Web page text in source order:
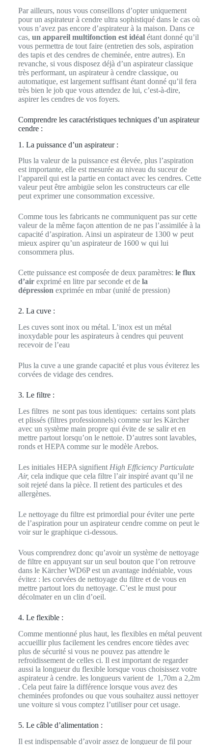
Par ailleurs, nous vous conseillons d’opter uniquement
pour un aspirateur à cendre ultra sophistiqué dans le cas où
vous n’avez pas encore d’aspirateur à la maison. Dans ce
cas, un appareil multifonction est idéalétant donné qu’il
vous permettra de tout faire (entretien des sols, aspiration
des tapis et des cendres de cheminée, entre autres). En
revanche, si vous disposez déjà d’un aspirateur classique
très performant, un aspirateur à cendre classique, ou
automatique, est largement suffisant étant donné qu’il fera
très bien le job que vous attendez de lui, c’est-à-dire,
aspirer les cendres de vos foyers.
Comprendre les caractéristiques techniques d’un aspirateur
cendre :
1. La puissance d’un aspirateur :
Plus la valeur de la puissance est élevée, plus l’aspiration
est importante, elle est mesurée au niveau du suceur de
l’appareil qui est la partie en contact avec les cendres. Cette
valeur peut être ambigüe selon les constructeurs car elle
peut exprimer une consommation excessive.
Comme tous les fabricants ne communiquent pas sur cette
valeur de la même façon attention de ne pas l’assimilée à la
capacité d’aspiration. Ainsi un aspirateur de 1300 w peut
mieux aspirer qu’un aspirateur de 1600 w qui lui
consommera plus.
Cette puissance est composée de deux paramètres: le flux
d’airexprimé en litre par seconde et de la
dépression exprimée en mbar (unité de pression)
2. La cuve :
Les cuves sont inox ou métal. L’inox est un métal
inoxydable pour les aspirateurs à cendres qui peuvent
recevoir de l’eau
Plus la cuve a une grande capacité et plus vous éviterez les
corvées de vidage des cendres.
3. Le filtre :
Les filtres ne sont pas tous identiques: certains sont plats
et plissés (filtres professionnels) comme sur les Kärcher
avec un système main propre qui évite de se salir et en
mettre partout lorsqu’on le nettoie. D’autres sont lavables,
ronds et HEPA comme sur le modèle Arebos.
Les initiales HEPA signifient High Efficiency Particulate
Air, cela indique que cela filtre l’air inspiré avant qu’il ne
soit rejeté dans la pièce. Il retient des particules et des
allergènes.
Le nettoyage du filtre est primordial pour éviter une perte
de l’aspiration pour un aspirateur cendre comme on peut le
voir sur le graphique ci-dessous.
Vous comprendrez donc qu’avoir un système de nettoyage
de filtre en appuyant sur un seul bouton que l’on retrouve
dans le Kärcher WD6P est un avantage indéniable, vous
évitez : les corvées de nettoyage du filtre et de vous en
mettre partout lors du nettoyage. C’est le must pour
décolmater en un clin d’oeil.
4. Le flexible :
Comme mentionné plus haut, les flexibles en métal peuvent
accueillir plus facilement les cendres encore tièdes avec
plus de sécurité si vous ne pouvez pas attendre le
refroidissement de celles ci. Il est important de regarder
aussi la longueur du flexible lorsque vous choisissez votre
aspirateur à cendre. les longueurs varient de 1,70m a 2,2m
. Cela peut faire la différence lorsque vous avez des
cheminées profondes ou que vous souhaitez aussi nettoyer
une voiture si vous comptez l’utiliser pour cet usage.
5. Le câble d’alimentation :
Il est indispensable d’avoir assez de longueur de fil pour